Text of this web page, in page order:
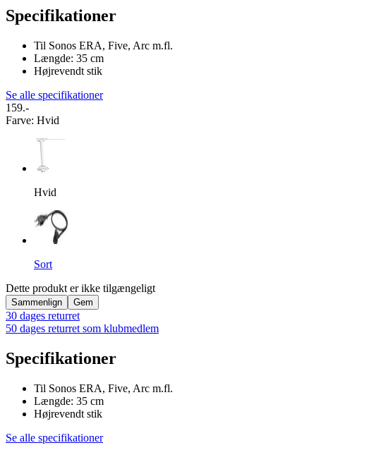
Specifikationer
Til Sonos ERA, Five, Arc m.fl.
Længde: 35 cm
Højrevendt stik
Se alle specifikationer
159.-
Farve: Hvid
Hvid
Sort
Dette produkt er ikke tilgængeligt
Sammenlign Gem
30 dages returret
50 dages returret som klubmedlem
Specifikationer
Til Sonos ERA, Five, Arc m.fl.
Længde: 35 cm
Højrevendt stik
Se alle specifikationer